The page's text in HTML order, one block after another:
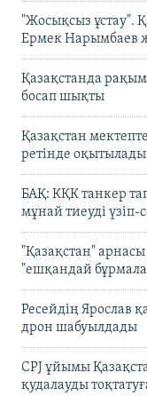
"Жосықсыз ұстау".
Ермек Нарымбаев
Қазақстанда
босап шықты
Қазақстан
ретінде оқытылады
БАҚ: КҚК танкер
мұнай тиеуді үзіп-
"Қазақстан"
"ешқандай
Ресейдің Ярослав
дрон шабуылдады
CPJ ұйымы
қудалауды